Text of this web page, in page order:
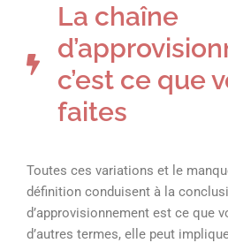
La chaîne
c’est ce que
faites
Toutes ces variations et le
définition conduisent à la
d’approvisionnement est ce que
d’autres termes, elle peut